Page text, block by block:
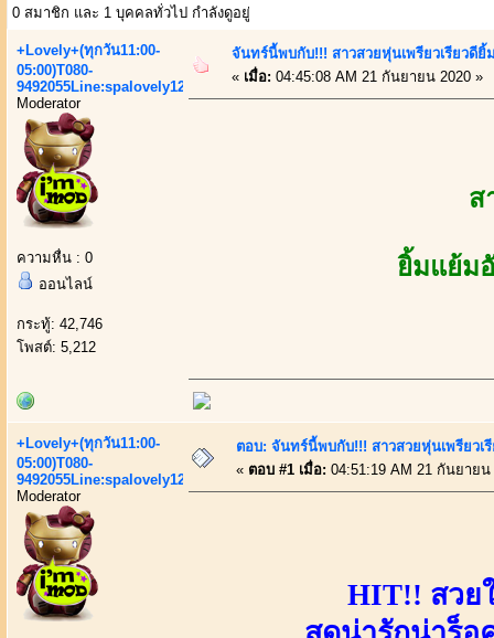
0 สมาชิก และ 1 บุคคลทั่วไป กำลังดูอยู่
+Lovely+(ทุกวัน11:00-
05:00)T080-
9492055Line:spalovely123
Moderator
ความหื่น : 0
ออนไลน์
กระทู้: 42,746
โพสต์: 5,212
จันทร์นี้พบกับ!!! สาวสวยหุ่นเพรียวเรียวดี
« เมื่อ: 04:45:08 AM 21 กันยายน 2020 »
ส
ยิ้มแย้ม
+Lovely+(ทุกวัน11:00-
05:00)T080-
9492055Line:spalovely123
Moderator
ตอบ: จันทร์นี้พบกับ!!! สาวสวยหุ่นเพรียวเ
« ตอบ #1 เมื่อ: 04:51:19 AM 21 กันยายน
HIT!! สวย